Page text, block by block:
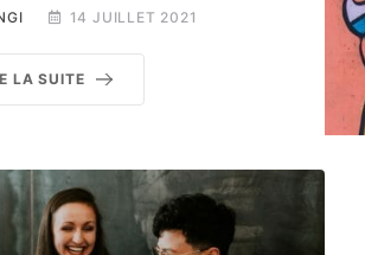
14 JUILLET 2021
LA SUITE